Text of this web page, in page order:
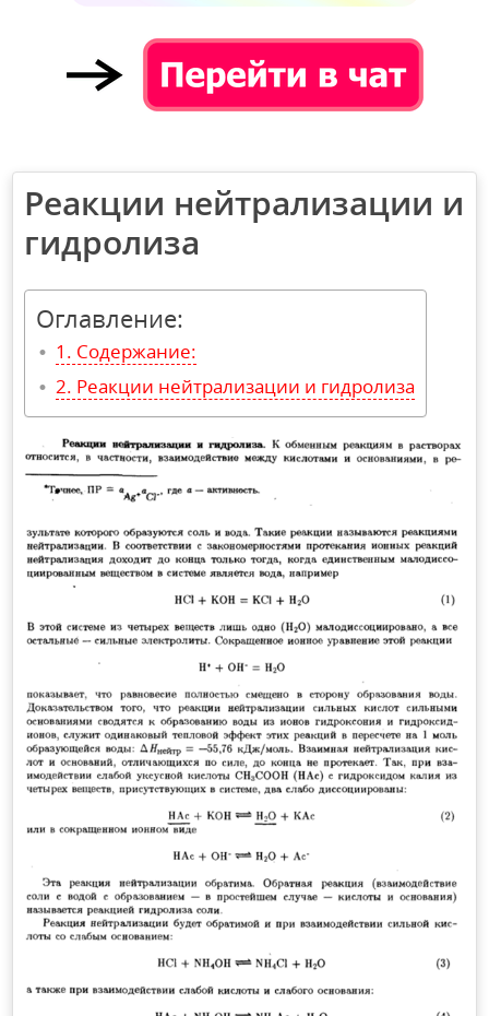
Реакции нейтрализации и
гидролиза
Оглавление:
Содержание:
Реакции нейтрализации и гидролиза